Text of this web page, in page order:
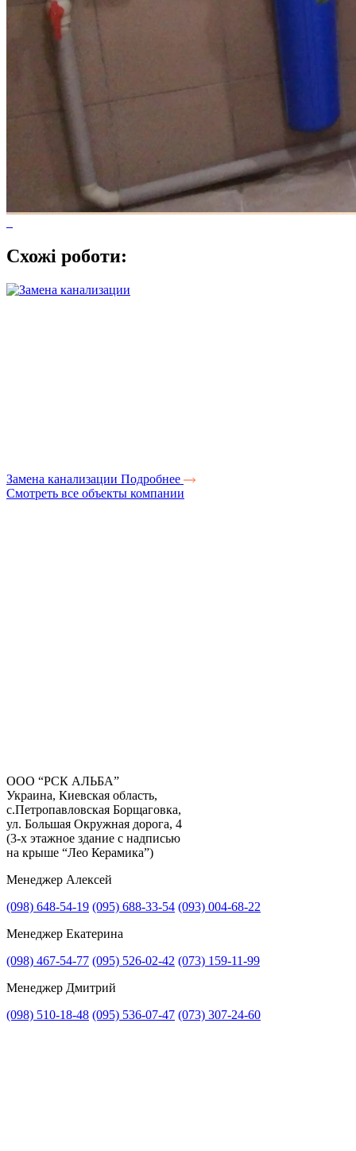
Схожі роботи:
Замена канализации Подробнее
Смотреть все объекты компании
Получить консультацию
ООО “РСК АЛЬБА”
Украина, Киевская область,
с.Петропавловская Борщаговка,
ул. Большая Окружная дорога, 4
(3-х этажное здание с надписью
на крыше “Лео Керамика”)
Менеджер Алексей
(098) 648-54-19 (095) 688-33-54 (093) 004-68-22
Менеджер Екатерина
(098) 467-54-77 (095) 526-02-42 (073) 159-11-99
Менеджер Дмитрий
(098) 510-18-48 (095) 536-07-47 (073) 307-24-60